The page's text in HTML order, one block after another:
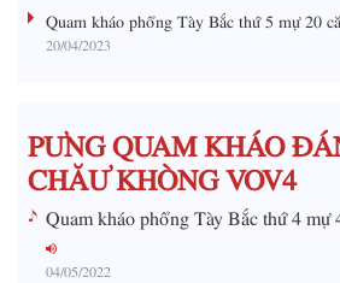
e
Quam kháo phổng Tày Bắc thứ 5 mự 20
20/04/2023
PƯNG QUAM KHÁO
CHĂƯ KHÒNG VOV4
Quam kháo phổng Tày Bắc thứ 4 mự
04/05/2022